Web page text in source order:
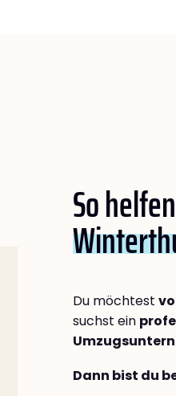
So
Du möchtest
suchst ein
Dann bist du